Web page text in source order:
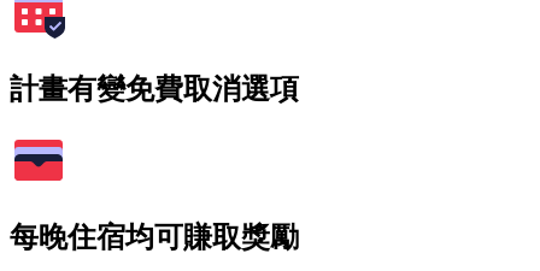
計畫有變免費取消選項
每晚住宿均可賺取獎勵